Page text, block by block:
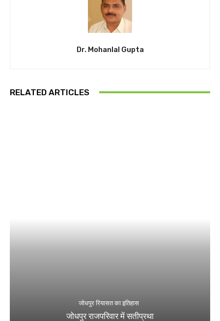
Dr. Mohanlal Gupta
RELATED ARTICLES
जोधपुर रियासत का इतिहास
जोधपुर राजपरिवार में सतीप्रथा